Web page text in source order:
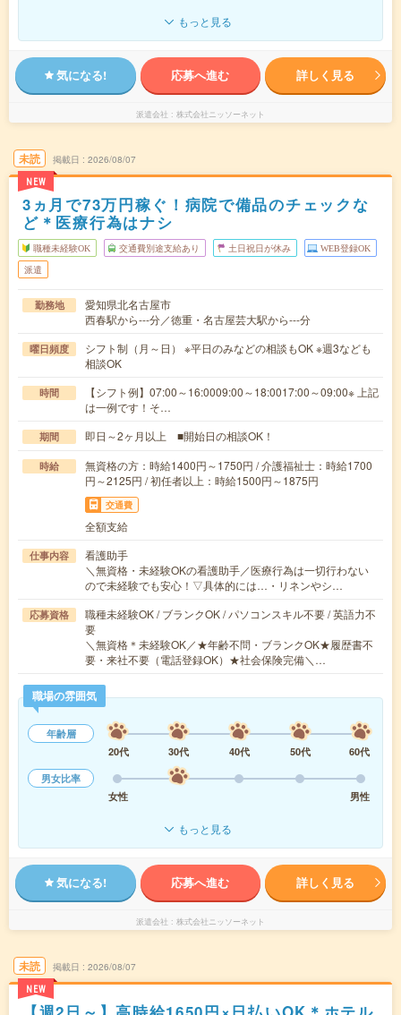
もっと見る
気になる! 応募へ進む 詳しく見る
派遣会社 株式会社ニッソーネット
未読
NEW
掲載日 2026/08/07
3ヵ月で73万円稼ぐ！病院で備品のチェックな
ど＊医療行為はナシ
職種未経験OK 交通費別途支給あり 土日祝日が休み WEB登録OK
派遣
勤務地
愛知県北名古屋市
西春駅から---分／徳重・名古屋芸大駅から---分
曜日頻度
シフト制（月～日） ※平日のみなどの相談もOK ※週3なども
相談OK
時間
【シフト例】07:00～16:0009:00～18:0017:00～09:00※ 上記
は一例です！そ…
期間 即日～2ヶ月以上 ■開始日の相談OK！
時給
無資格の方：時給1400円～1750円 / 介護福祉士：時給1700
円～2125円 / 初任者以上：時給1500円～1875円
交通費
全額支給
仕事内容
看護助手
＼無資格・未経験OKの看護助手／医療行為は一切行わない
ので未経験でも安心！▽具体的には…・リネンやシ…
応募資格
職種未経験OK / ブランクOK / パソコンスキル不要 / 英語力不
要
＼無資格＊未経験OK／★年齢不問・ブランクOK★履歴書不
要・来社不要（電話登録OK）★社会保険完備＼…
職場の雰囲気
年齢層
20代
30代 40代 50代
60代
男女比率
女性
男性
もっと見る
気になる! 応募へ進む 詳しく見る
派遣会社 株式会社ニッソーネット
未読
NEW
掲載日 2026/08/07